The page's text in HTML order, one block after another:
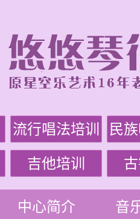
流行唱法培训 民
吉他培训 古
中心简介 音